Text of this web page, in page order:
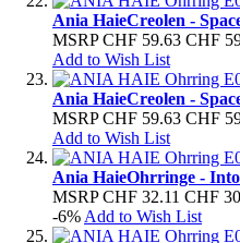
Ania HaieCreolen -
MSRP CHF 59.63 CHF
Add to Wish List
Ania HaieCreolen -
MSRP CHF 59.63 CHF
Add to Wish List
Ania HaieOhrringe -
MSRP CHF 32.11 CHF
-6% Add to Wish List